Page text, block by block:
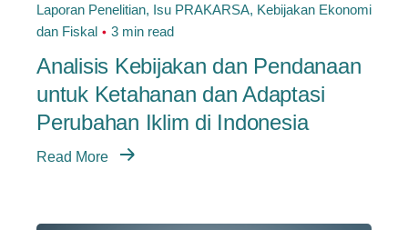
Laporan Penelitian Isu PRAKARSA Kebijakan Ekonomi
dan Fiskal
3 min read
Analisis Kebijakan dan Pendanaan
untuk Ketahanan dan Adaptasi
Perubahan Iklim di Indonesia
Read More